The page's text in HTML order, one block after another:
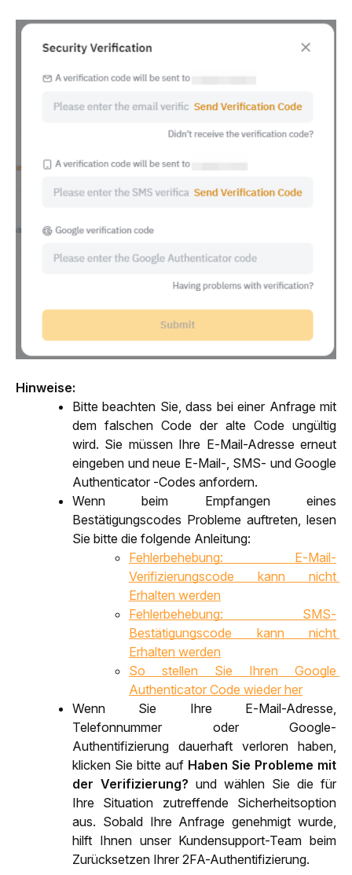
Hinweise:
Bitte beachten Sie, dass bei einer Anfrage mit
dem falschen Code der alte Code ungültig
wird. Sie müssen Ihre E-Mail-Adresse erneut
eingeben und neue E-Mail-, SMS- und Google
Authenticator -Codes anfordern.
Wenn beim Empfangen eines
Bestätigungscodes Probleme auftreten, lesen
Sie bitte die folgende Anleitung:
Fehlerbehebung: E-Mail-
Verifizierungscode kann nicht
Erhalten werden
Fehlerbehebung: SMS-
Bestätigungscode kann nicht
Erhalten werden
So stellen Sie Ihren Google
Authenticator Code wieder her
Wenn Sie Ihre E-Mail-Adresse,
Telefonnummer oder Google-
Authentifizierung dauerhaft verloren haben,
klicken Sie bitte auf Haben Sie Probleme mit
der Verifizierung? und wählen Sie die für
Ihre Situation zutreffende Sicherheitsoption
aus. Sobald Ihre Anfrage genehmigt wurde,
hilft Ihnen unser Kundensupport-Team beim
Zurücksetzen Ihrer 2FA-Authentifizierung.